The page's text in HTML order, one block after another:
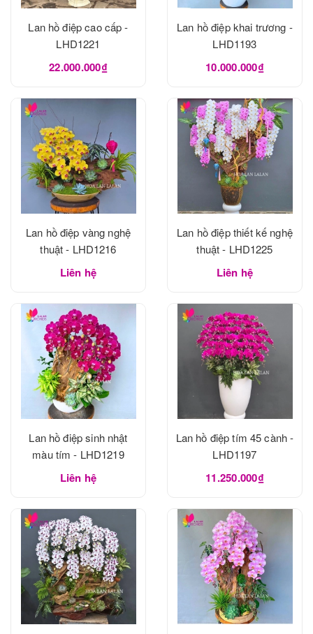
Lan hồ điệp cao cấp -
LHD1221
22.000.000₫
Lan hồ điệp khai trương -
LHD1193
10.000.000₫
Lan hồ điệp vàng nghệ
thuật - LHD1216
Liên hệ
Lan hồ điệp thiết kế nghệ
thuật - LHD1225
Liên hệ
Lan hồ điệp sinh nhật
màu tím - LHD1219
Liên hệ
Lan hồ điệp tím 45 cành -
LHD1197
11.250.000₫